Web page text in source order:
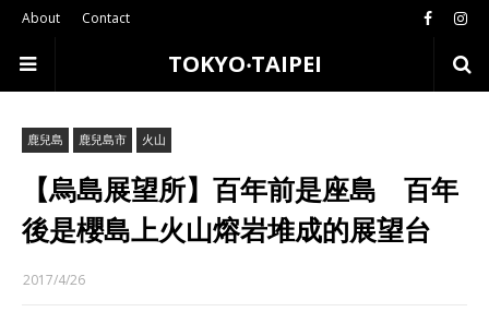
About Contact
TOKYO‧TAIPEI
鹿兒島 鹿兒島市 火山
【烏島展望所】百年前是座島 百年
後是櫻島上火山熔岩堆成的展望台
2017/4/26